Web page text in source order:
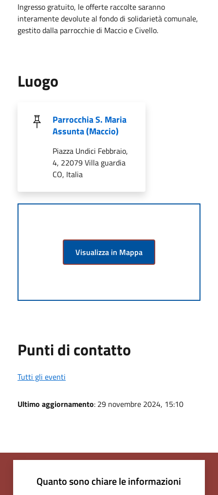
Ingresso gratuito, le offerte raccolte saranno
interamente devolute al fondo di solidarietà comunale,
gestito dalla parrocchie di Maccio e Civello.
Luogo
Parrocchia S. Maria
Assunta (Maccio)
Piazza Undici Febbraio,
4, 22079 Villa guardia
CO, Italia
Visualizza in Mappa
Punti di contatto
Tutti gli eventi
Ultimo aggiornamento: 29 novembre 2024, 15:10
Quanto sono chiare le informazioni